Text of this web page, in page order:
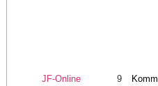
JF-Online 9